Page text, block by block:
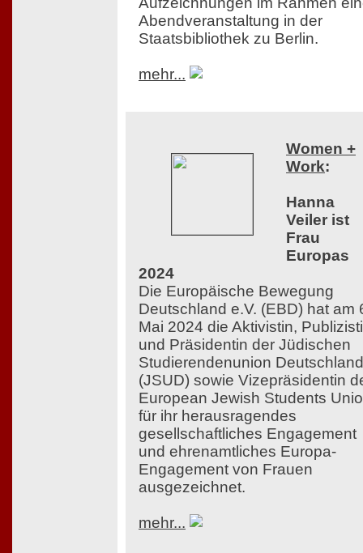
Abendveranstaltung in der
Staatsbibliothek zu Berlin.
mehr...
Women +
Work:
Hanna
Veiler ist
Frau
Europas
2024
Die Europäische Bewegung
Deutschland e.V. (EBD) hat am
Mai 2024 die Aktivistin,
und Präsidentin der Jüdischen
Studierendenunion
(JSUD) sowie Vizepräsidentin
European Jewish Students
für ihr herausragendes
gesellschaftliches Engagement
und ehrenamtliches Europa-
Engagement von Frauen
ausgezeichnet.
mehr...